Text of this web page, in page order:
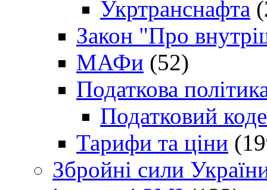
Укртранснафта
Закон "Про
МАФи (52)
Податкова
Податковий
Тарифи та ціни
Збройні сили